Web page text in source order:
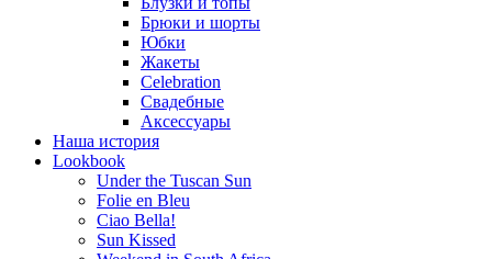
Брюки и шорты
Юбки
Жакеты
Celebration
Cвадебные
Аксессуары
Наша история
Lookbook
Under the Tuscan Sun
Folie en Bleu
Ciao Bella!
Sun Kissed